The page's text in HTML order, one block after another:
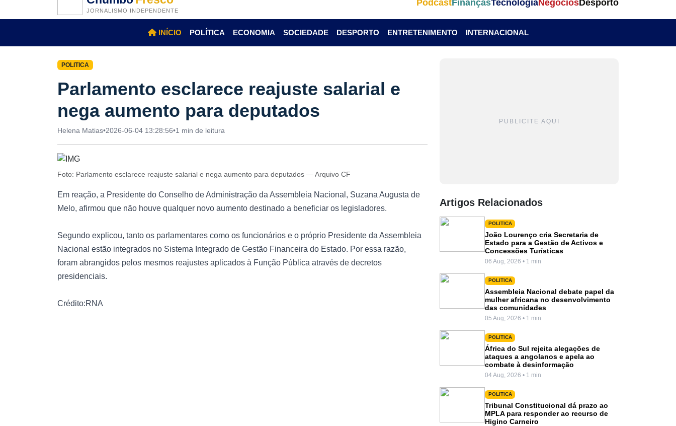
JORNALISMO INDEPENDENTE
PodcastFinançasTecnologiaNegóciosDesporto
INÍCIO POLÍTICA ECONOMIA SOCIEDADE DESPORTO ENTRETENIMENTO INTERNACIONAL
POLITICA
Parlamento esclarece reajuste salarial e
nega aumento para deputados
Helena Matias•2026-06-04 13:28:56•1 min de leitura
Foto: Parlamento esclarece reajuste salarial e nega aumento para deputados — Arquivo CF
Em reação, a Presidente do Conselho de Administração da Assembleia Nacional, Suzana Augusta de
Melo, afirmou que não houve qualquer novo aumento destinado a beneficiar os legisladores.
Segundo explicou, tanto os parlamentares como os funcionários e o próprio Presidente da Assembleia
Nacional estão integrados no Sistema Integrado de Gestão Financeira do Estado. Por essa razão,
foram abrangidos pelos mesmos reajustes aplicados à Função Pública através de decretos
presidenciais.
Crédito:RNA
PUBLICITE AQUI
Artigos Relacionados
POLITICA
João Lourenço cria Secretaria de
Estado para a Gestão de Activos e
Concessões Turísticas
06 Aug, 2026 • 1 min
POLITICA
Assembleia Nacional debate papel da
mulher africana no desenvolvimento
das comunidades
05 Aug, 2026 • 1 min
POLITICA
África do Sul rejeita alegações de
ataques a angolanos e apela ao
combate à desinformação
04 Aug, 2026 • 1 min
POLITICA
Tribunal Constitucional dá prazo ao
MPLA para responder ao recurso de
Higino Carneiro